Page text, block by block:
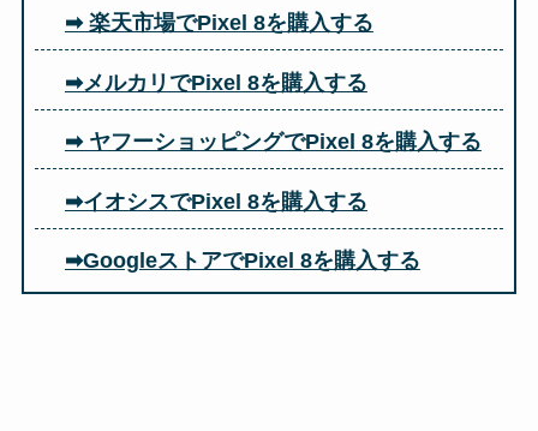
➡ 楽天市場でPixel 8を購入する
➡メルカリでPixel 8を購入する
➡ ヤフーショッピングでPixel 8を購入する
➡イオシスでPixel 8を購入する
➡GoogleストアでPixel 8を購入する